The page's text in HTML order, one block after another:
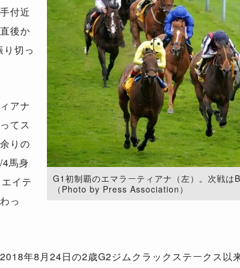
G1初制覇のエマラーティアナ（左）。次戦は
（Photo by Press Association）
付近
後か
切っ
アナ
てス
りの
馬身
イテ
っ
年8月24日の2歳G2ジムクラックステークス以